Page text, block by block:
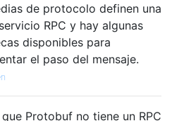
de protocolo definen una
RPC y hay algunas
disponibles para
el paso del mensaje.
Protobuf no tiene un RPC